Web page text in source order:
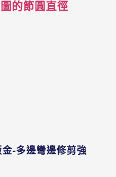
的節圓直徑
-多邊彎邊修剪強